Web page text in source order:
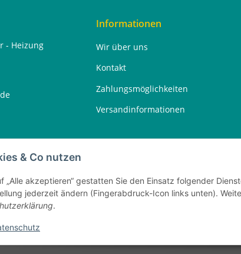
& Co nutzen
„Alle akzeptieren“ gestatten Sie den Einsatz folgender
jederzeit ändern (Fingerabdruck-Icon links unten).
.
- Heizung
Informationen
Wir über uns
Kontakt
Zahlungsmöglichkeiten
Versandinformationen
USt., zzgl.